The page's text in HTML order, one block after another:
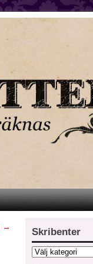
→ Skribenter